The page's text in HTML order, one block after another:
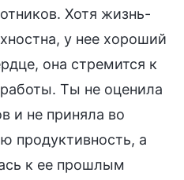
Хотя жизнь-
у нее хороший
она стремится к
Ты не оценила
и не приняла во
продуктивность, а
к ее прошлым